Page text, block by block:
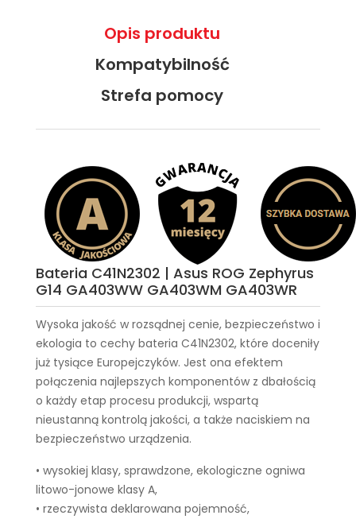
Opis produktu
Kompatybilność
Strefa pomocy
Bateria C41N2302 | Asus ROG Zephyrus
G14 GA403WW GA403WM GA403WR
Wysoka jakość w rozsądnej cenie, bezpieczeństwo i
ekologia to cechy bateria C41N2302, które doceniły
już tysiące Europejczyków. Jest ona efektem
połączenia najlepszych komponentów z dbałością
o każdy etap procesu produkcji, wspartą
nieustanną kontrolą jakości, a także naciskiem na
bezpieczeństwo urządzenia.
• wysokiej klasy, sprawdzone, ekologiczne ogniwa
litowo-jonowe klasy A,
• rzeczywista deklarowana pojemność,